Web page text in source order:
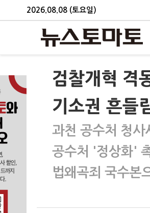
2026.08.08 (토요일)
검찰개혁 격
기소권 흔들
과천 공수처 청
공수처 '정상화'
법왜곡죄 국수본